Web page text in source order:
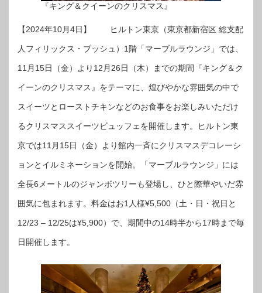
『キング＆クイーンのクリスマス』
【2024年10月4日】 ヒルトン東京（東京都新宿区 総支配
人フィリックス・ブッシュ）1階「マーブルラウンジ」では、
11月15日（金）より12月26日（木）までの期間『キング＆ク
イーンのクリスマス』をテーマに、煌びやかな雰囲気の中で
スイーツとローストチキンなどのお食事をお楽しみいただけ
るクリスマススイーツビュッフェを開催します。ヒルトン東
京では11月15日（金）より館内一斉にクリスマスデコレーシ
ョンとイルミネーションを開始。「マーブルラウンジ」には
全長6メートルのジャンボツリーも登場し、ひと際華やいだ雰
囲気に包まれます。料金はお1人様¥5,500（土・日・祝日と
12/23 – 12/25は¥5,900）で、期間中の14時半から17時まで毎
日開催します。